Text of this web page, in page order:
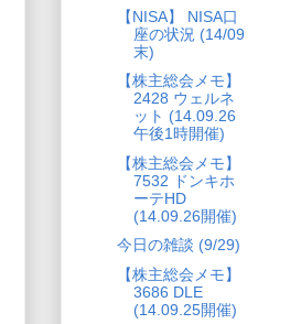
【NISA】 NISA口
座の状況 (14/09
末)
【株主総会メモ】
2428 ウェルネ
ット (14.09.26
午後1時開催)
【株主総会メモ】
7532 ドンキホ
ーテHD
(14.09.26開催)
今日の雑談 (9/29)
【株主総会メモ】
3686 DLE
(14.09.25開催)